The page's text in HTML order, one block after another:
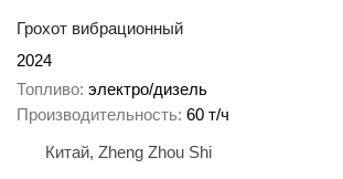
Грохот вибрационный
2024
Топливо электро/дизель
Производительность 60 т/ч
Китай, Zheng Zhou Shi